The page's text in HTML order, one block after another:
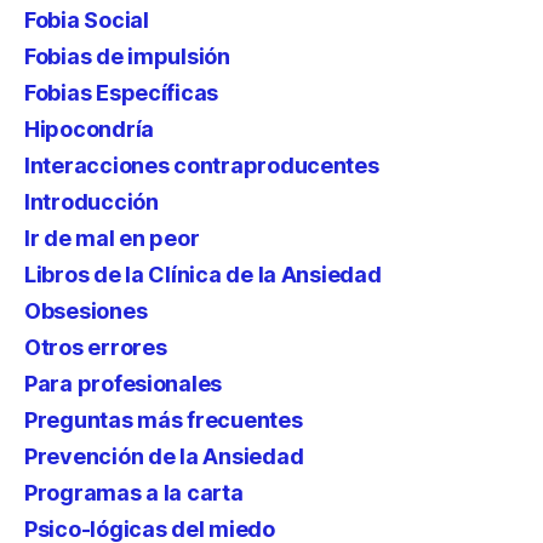
Fobia Social
Fobias de impulsión
Fobias Específicas
Hipocondría
Interacciones contraproducentes
Introducción
Ir de mal en peor
Libros de la Clínica de la Ansiedad
Obsesiones
Otros errores
Para profesionales
Preguntas más frecuentes
Prevención de la Ansiedad
Programas a la carta
Psico-lógicas del miedo